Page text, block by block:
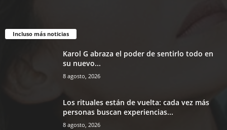
Incluso más noticias
Karol G abraza el poder de sentirlo todo en
su nuevo...
8 agosto, 2026
Los rituales están de vuelta: cada vez más
personas buscan experiencias...
8 agosto, 2026